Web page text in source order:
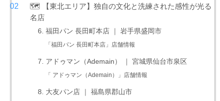
🗺️ 【東北エリア】独自の文化と洗練された感性が光る
名店
6. 福田パン 長田町本店 ｜ 岩手県盛岡市
「福田パン 長田町本店」店舗情報
7. アドゥマン（Ademain） ｜ 宮城県仙台市泉区
「 アドゥマン（Ademain）」店舗情報
8. 大友パン店 ｜ 福島県郡山市